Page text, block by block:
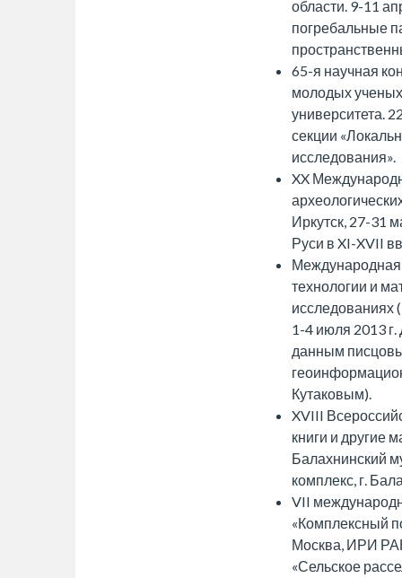
области. 9-11
погребальные
65-я научная
молодых ученых
университета.
секции
исследования».
XX
Иркутск, 27-31
Руси в XI-XVII
технологии и
исследованиях
1-4 июля 2013 г.
данным
Кутаковым).
XVIII
книги и другие
Балахнинский
комплекс, г.
VII
«Комплексный
Москва, ИРИ
«Сельское